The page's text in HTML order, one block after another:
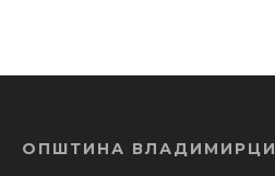
ОПШТИНА ВЛАДИМИРЦИ